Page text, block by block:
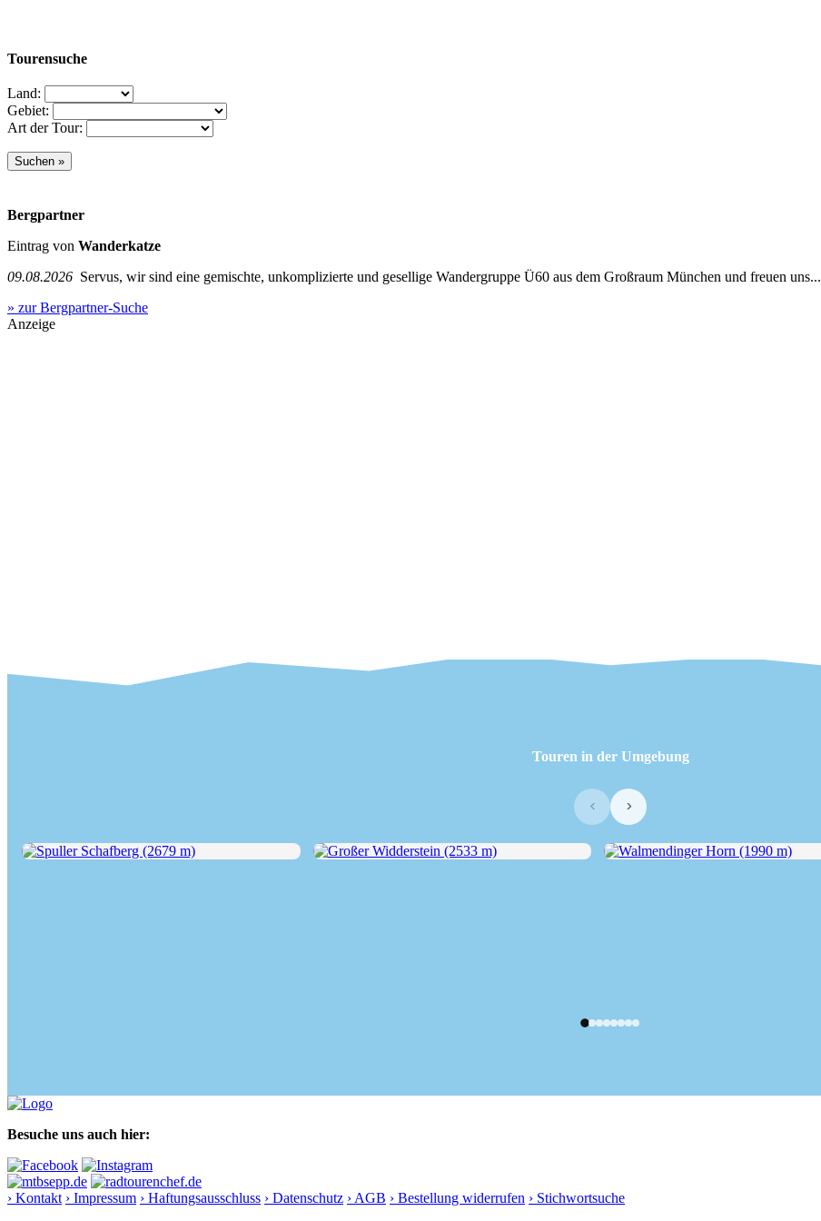
Tourensuche
Land:
Gebiet:
Art der Tour:
Bergpartner
Eintrag von Wanderkatze
09.08.2026 Servus, wir sind eine gemischte, unkomplizierte und gesellige Wandergruppe Ü60 aus dem Großraum München und freuen uns...
» zur Bergpartner-Suche
Anzeige
Touren in der Umgebung
‹ ›
Besuche uns auch hier:
› Kontakt › Impressum › Haftungsausschluss › Datenschutz › AGB › Bestellung widerrufen › Stichwortsuche